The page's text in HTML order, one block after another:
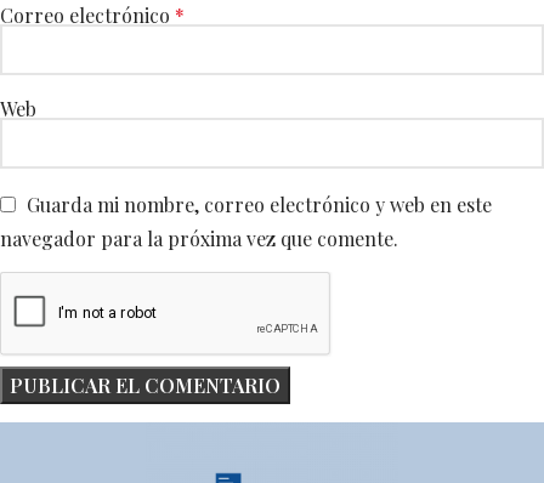
Correo electrónico *
Web
Guarda mi nombre, correo electrónico y web en este
navegador para la próxima vez que comente.